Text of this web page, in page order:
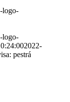
logo-
logo-
2022-
pestrá